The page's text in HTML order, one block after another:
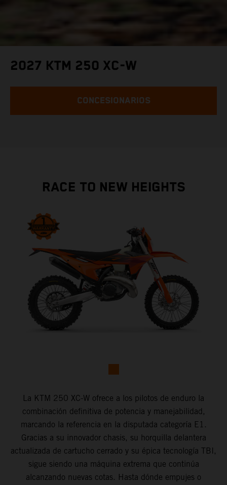
2027 KTM 250 XC-W
CONCESIONARIOS
RACE TO NEW HEIGHTS
La KTM 250 XC-W ofrece a los pilotos de enduro la
combinación definitiva de potencia y manejabilidad,
marcando la referencia en la disputada categoría E1.
Gracias a su innovador chasis, su horquilla delantera
actualizada de cartucho cerrado y su épica tecnología TBI,
sigue siendo una máquina extrema que continúa
alcanzando nuevas cotas. Hasta dónde empujes o